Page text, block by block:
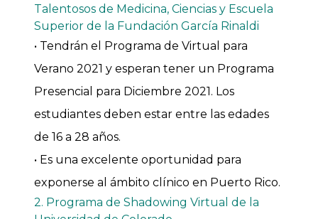
Talentosos de Medicina, Ciencias y Escuela
Superior de la Fundación García Rinaldi
• Tendrán el Programa de Virtual para
Verano 2021 y esperan tener un Programa
Presencial para Diciembre 2021. Los
estudiantes deben estar entre las edades
de 16 a 28 años.
• Es una excelente oportunidad para
exponerse al ámbito clínico en Puerto Rico.
2. Programa de Shadowing Virtual de la